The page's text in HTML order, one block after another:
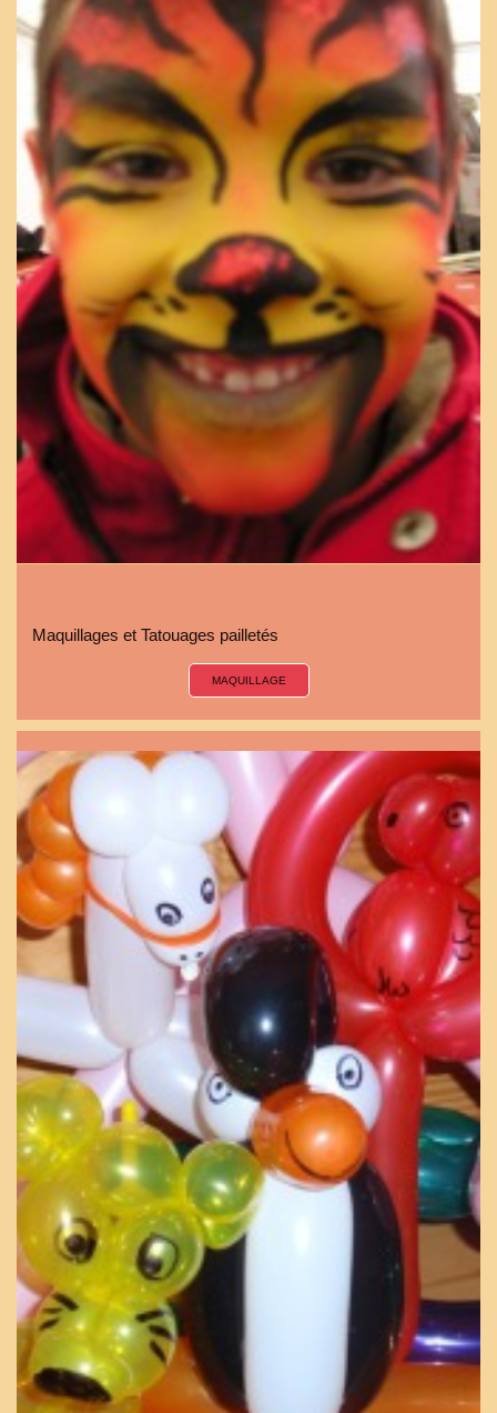
Maquillages et Tatouages pailletés
MAQUILLAGE